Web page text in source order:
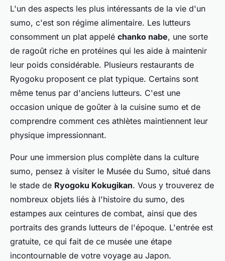
L'un des aspects les plus intéressants de la vie d'un
sumo, c'est son régime alimentaire. Les lutteurs
consomment un plat appelé chanko nabe, une sorte
de ragoût riche en protéines qui les aide à maintenir
leur poids considérable. Plusieurs restaurants de
Ryogoku proposent ce plat typique. Certains sont
même tenus par d'anciens lutteurs. C'est une
occasion unique de goûter à la cuisine sumo et de
comprendre comment ces athlètes maintiennent leur
physique impressionnant.
Pour une immersion plus complète dans la culture
sumo, pensez à visiter le Musée du Sumo, situé dans
le stade de Ryogoku Kokugikan. Vous y trouverez de
nombreux objets liés à l'histoire du sumo, des
estampes aux ceintures de combat, ainsi que des
portraits des grands lutteurs de l'époque. L'entrée est
gratuite, ce qui fait de ce musée une étape
incontournable de votre voyage au Japon.